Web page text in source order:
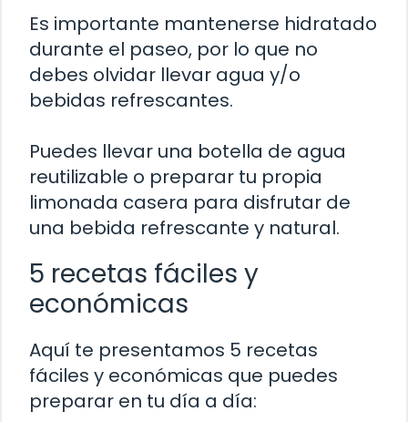
Es importante mantenerse hidratado
durante el paseo, por lo que no
debes olvidar llevar agua y/o
bebidas refrescantes.
Puedes llevar una botella de agua
reutilizable o preparar tu propia
limonada casera para disfrutar de
una bebida refrescante y natural.
5 recetas fáciles y
económicas
Aquí te presentamos 5 recetas
fáciles y económicas que puedes
preparar en tu día a día: